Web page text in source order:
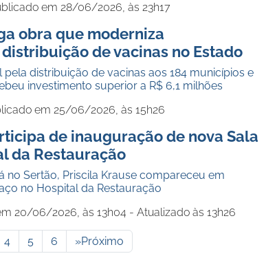
em 28/06/2026, às 23h17
obra que moderniza
de vacinas no Estado
distribuição de vacinas aos 184 municípios e
investimento superior a R$ 6,1 milhões
em 25/06/2026, às 15h26
de inauguração de nova Sala
da Restauração
no Sertão, Priscila Krause compareceu em
no Hospital da Restauração
20/06/2026, às 13h04 - Atualizado às 13h26
4 5 6 »Próximo